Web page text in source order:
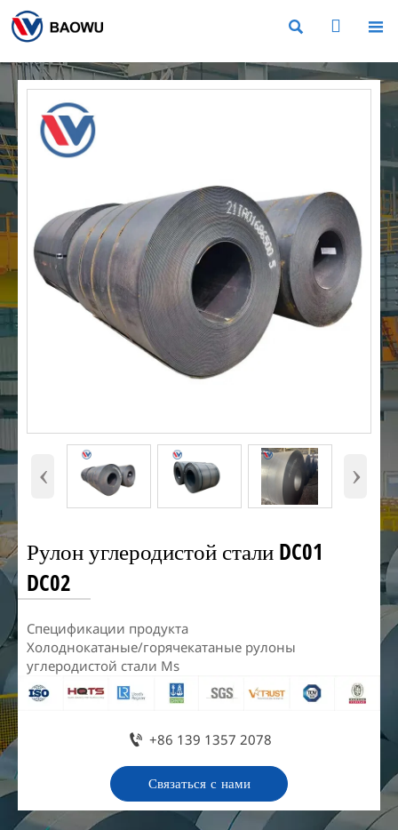
  
‹ ›
Рулон углеродистой стали DC01
DC02
Спецификации продукта
Холоднокатаные/горячекатаные рулоны
углеродистой стали Ms
 +86 139 1357 2078
Связаться с нами